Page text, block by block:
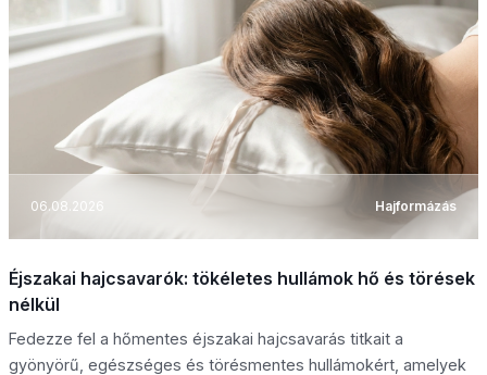
06.08.2026 Hajformázás
Éjszakai hajcsavarók: tökéletes hullámok hő és törések
nélkül
Fedezze fel a hőmentes éjszakai hajcsavarás titkait a
gyönyörű, egészséges és törésmentes hullámokért, amelyek